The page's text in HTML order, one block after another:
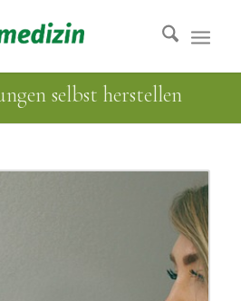
selbst herstellen